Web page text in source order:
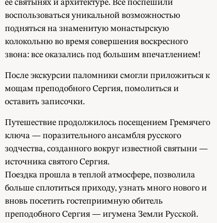
ее святынях и архитектуре. Все поспешили
воспользоваться уникальной возможностью
подняться на знаменитую монастырскую
колокольню во время совершения воскресного
звона: все оказались под большим впечатлением!
После экскурсии паломники смогли приложиться к
мощам преподобного Сергия, помолиться и
оставить записочки.
Путешествие продолжилось посещением Гремячего
ключа — поразительного ансамбля русского
зодчества, созданного вокруг известной святыни —
источника святого Сергия.
Поездка прошла в теплой атмосфере, позволила
больше сплотиться приходу, узнать много нового и
вновь посетить гостеприимную обитель
преподобного Сергия — игумена Земли Русской.